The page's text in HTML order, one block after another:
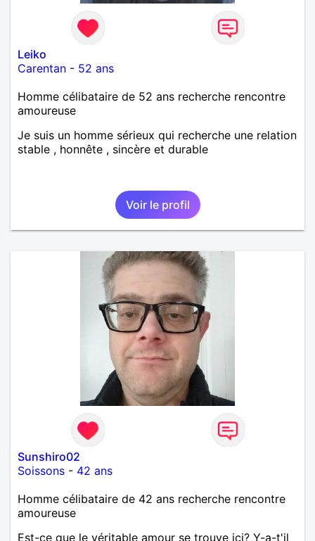
Leiko
Carentan - 52 ans
Homme célibataire de 52 ans recherche rencontre
amoureuse
Je suis un homme sérieux qui recherche une relation
stable , honnête , sincère et durable
Voir le profil
Sunshiro02
Soissons - 42 ans
Homme célibataire de 42 ans recherche rencontre
amoureuse
Est-ce que le véritable amour se trouve ici? Y-a-t'il